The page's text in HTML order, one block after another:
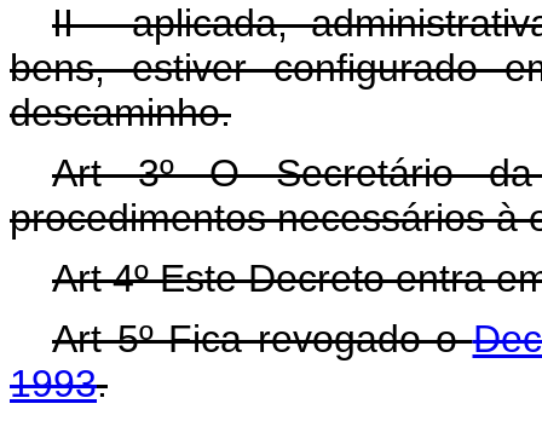
II - aplicada,
bens, estiver configurado
descaminho.
Art 3º O Secretário da
procedimentos necessários à
Art 4º Este Decreto entra
Art 5º Fica revogado o
1993.